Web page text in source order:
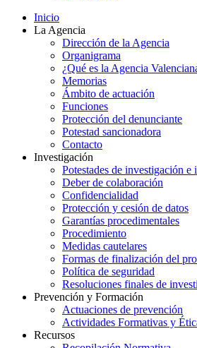
Inicio
La Agencia
Dirección de la Agencia
Organigrama
¿Qué es la Agencia
Memorias
Ámbito de actuación
Funciones
Protección del denunciante
Potestad sancionadora
Contacto
Investigación
Potestades de investigación e
Deber de colaboración
Confidencialidad
Protección y cesión de datos
Garantías procedimentales
Procedimiento
Medidas cautelares
Formas de finalización del
Política de seguridad
Resoluciones finales de
Prevención y Formación
Actuaciones de prevención
Actividades Formativas y
Recursos